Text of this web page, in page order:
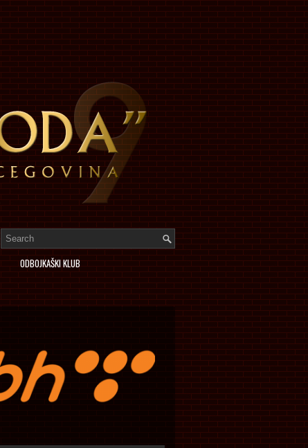
ODBOJKAŠKI KLUB